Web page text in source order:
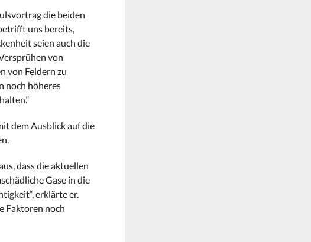
die beiden
uns bereits,
seien auch die
von
von Feldern zu
noch höheres
dem Ausblick auf die
dass die aktuellen
Gase in die
erklärte er.
Faktoren noch